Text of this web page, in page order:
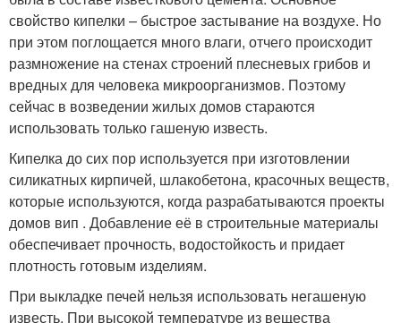
свойство кипелки – быстрое застывание на воздухе. Но
при этом поглощается много влаги, отчего происходит
размножение на стенах строений плесневых грибов и
вредных для человека микроорганизмов. Поэтому
сейчас в возведении жилых домов стараются
использовать только гашеную известь.
Кипелка до сих пор используется при изготовлении
силикатных кирпичей, шлакобетона, красочных веществ,
которые используются, когда разрабатываются проекты
домов вип . Добавление её в строительные материалы
обеспечивает прочность, водостойкость и придает
плотность готовым изделиям.
При выкладке печей нельзя использовать негашеную
известь. При высокой температуре из вещества